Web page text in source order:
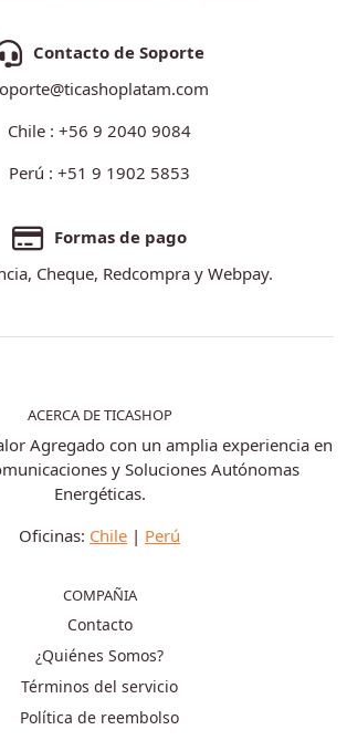
Contacto de Soporte
Chile : +56 9 2040 9084
Perú : +51 9 1902 5853
Formas de pago
Cheque, Redcompra y Webpay.
ACERCA DE TICASHOP
Agregado con un amplia experiencia en
y Soluciones Autónomas
Energéticas.
Oficinas: Chile | Perú
COMPAÑIA
Contacto
¿Quiénes Somos?
Términos del servicio
Política de reembolso